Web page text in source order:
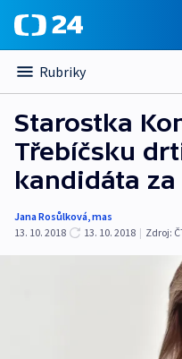
Rubriky
Starostka
Třebíčsku
kandidáta za
Jana Rosůlková,mas
13. 10. 2018
13. 10. 2018 | Zdroj: